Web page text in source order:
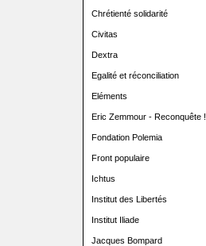
Chrétienté solidarité
Civitas
Dextra
Egalité et réconciliation
Eléments
Eric Zemmour - Reconquête !
Fondation Polemia
Front populaire
Ichtus
Institut des Libertés
Institut Iliade
Jacques Bompard